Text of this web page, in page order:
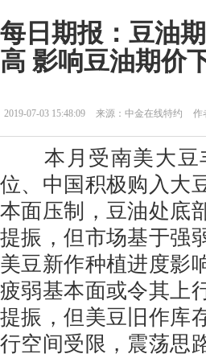
每日期报：豆油
高 影响豆油期价
2019-07-03 15:48:09 来源：中金在线特约 作
本月受南美大豆
位、中国积极购入大
本面压制，豆油处底
提振，但市场基于强
美豆新作种植进度影
疲弱基本面或令其上
提振，但美豆旧作库
行空间受限，震荡思